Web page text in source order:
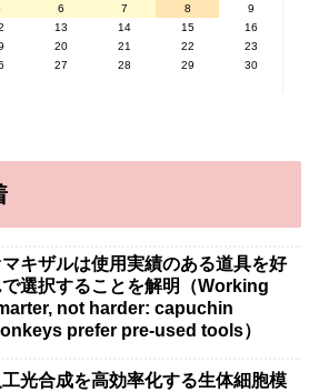
6 7 8
9
13 14 15
16
20 21 22
23
27 28 29
30
キザルは使用実績のある道具を好
で選択することを解明（Working
not harder: capuchin
prefer pre-used tools）
工光合成を高効率化する生体細胞模